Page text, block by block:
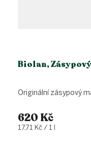
Biolan,
620 Kč
Měrná
17,71 Kč / 1 l
Originální zásypový